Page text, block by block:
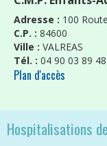
Adresse : 100
C.P. : 84600
Ville : VALREAS
Tél. : 04 90 03 89 48
Plan d'accès
Hospitalisations